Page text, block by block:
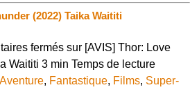
(2022) Taika Waititi
fermés sur [AVIS] Thor: Love
Waititi 3 min Temps de lecture
Aventure, Fantastique, Films, Super-